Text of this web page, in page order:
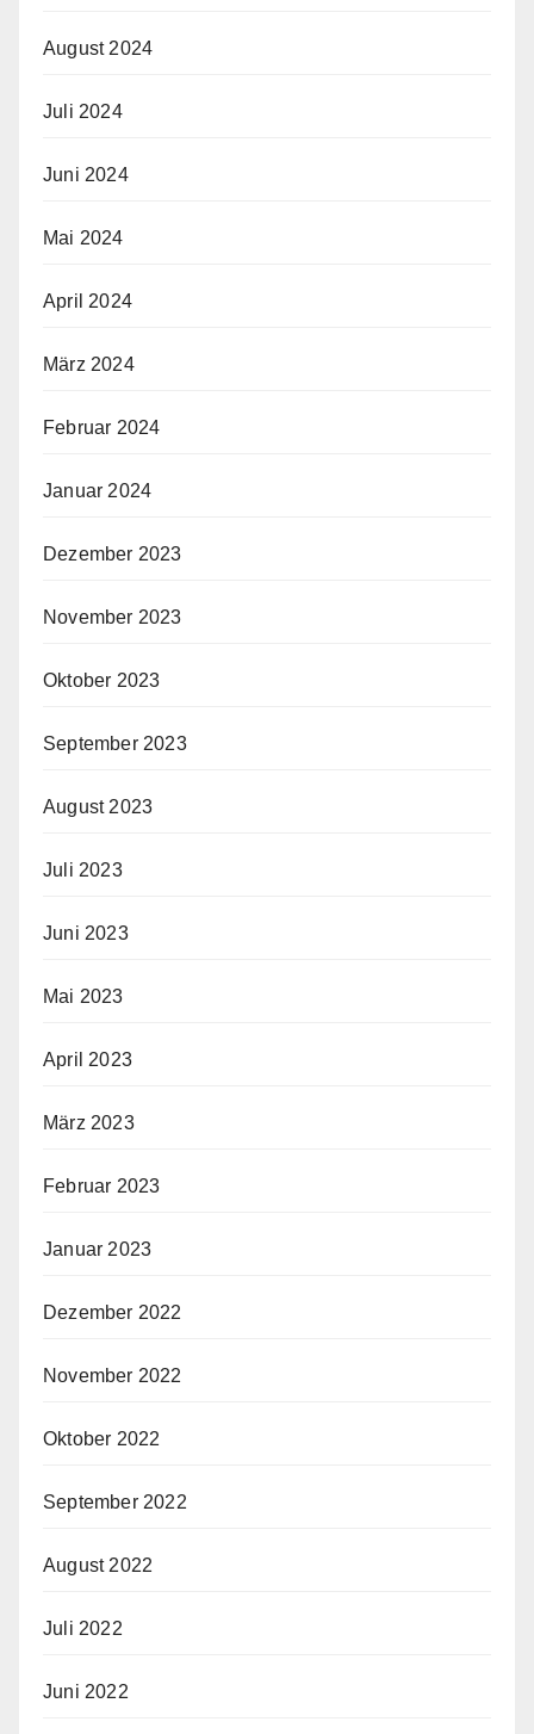
August 2024
Juli 2024
Juni 2024
Mai 2024
April 2024
März 2024
Februar 2024
Januar 2024
Dezember 2023
November 2023
Oktober 2023
September 2023
August 2023
Juli 2023
Juni 2023
Mai 2023
April 2023
März 2023
Februar 2023
Januar 2023
Dezember 2022
November 2022
Oktober 2022
September 2022
August 2022
Juli 2022
Juni 2022